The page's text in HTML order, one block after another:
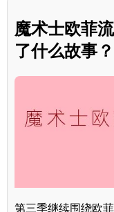
魔术士欧菲
了什么故事？
第三季继续围绕欧